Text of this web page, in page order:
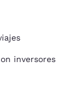
inversores